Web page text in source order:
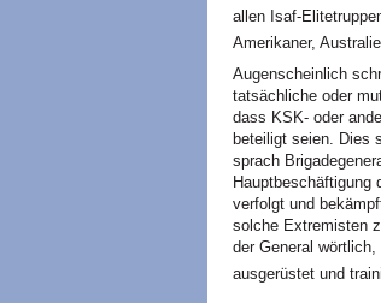
allen Isaf-
Amerikaner,
Augenscheinlich
tatsächliche oder
dass KSK- oder
beteiligt seien. Dies
sprach
Hauptbeschäftigung
verfolgt und
solche Extremisten
der General
ausgerüstet und